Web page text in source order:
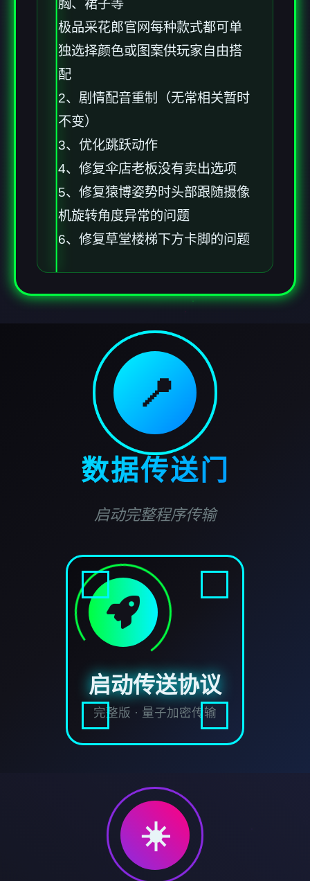
胸、裙子等
极品采花郎官网每种款式都可单
独选择颜色或图案供玩家自由搭
配
2、剧情配音重制（无常相关暂时
不变）
3、优化跳跃动作
4、修复伞店老板没有卖出选项
5、修复猿博姿势时头部跟随摄像
机旋转角度异常的问题
6、修复草堂楼梯下方卡脚的问题
📍
数据传送门
启动完整程序传输
启动传送协议
完整版 · 量子加密传输
☀️